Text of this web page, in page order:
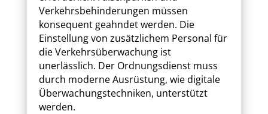
Verkehrsbehinderungen müssen
konsequent geahndet werden. Die
Einstellung von zusätzlichem Personal für
die Verkehrsüberwachung ist
unerlässlich. Der Ordnungsdienst muss
durch moderne Ausrüstung, wie digitale
Überwachungstechniken, unterstützt
werden.